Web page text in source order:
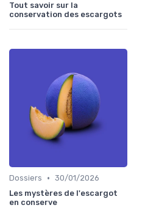
Tout savoir sur la
conservation des escargots
Dossiers • 30/01/2026
Les mystères de l'escargot
en conserve